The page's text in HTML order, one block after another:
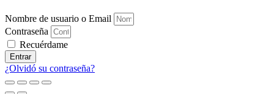
Nombre de usuario o Email
Contraseña
Recuérdame
Entrar
¿Olvidó su contraseña?